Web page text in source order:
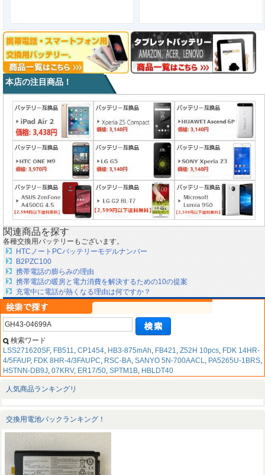
本店の注目商品！
関連商品を探す
各種交換用バッテリーもございます。
HTCノートPCバッテリーモデルナンバー
B2PZC100
携帯電話の膨らみの理由
携帯電話の暖房と電力消費を解決するための10の提案
充電中に電話が熱くなる理由は何ですか？
検索ワード
LSS271620SF, FB511, CP1454, HB3-875mAh, FB421, Z52H 10pcs, FDK 14HR-
4/5FAUP, FDK 8HR-4/3FAUPC, RSC-BA, SANYO 5N-700AACL, PA5265U-1BRS,
HSTNN-DB9J, 07KRV, ER17/50, SPTM1B, HBLDT40
人気商品ランキングリ
交換用電池パックランキング！